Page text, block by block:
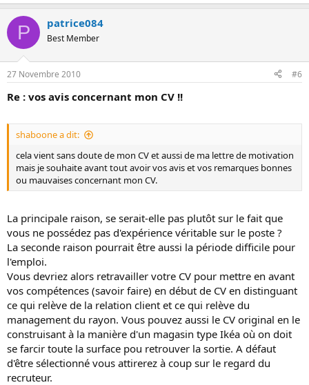
P patrice084
Best Member
27 Novembre 2010 #6
Re : vos avis concernant mon CV !!
shaboone a dit:
cela vient sans doute de mon CV et aussi de ma lettre de motivation
mais je souhaite avant tout avoir vos avis et vos remarques bonnes
ou mauvaises concernant mon CV.
La principale raison, se serait-elle pas plutôt sur le fait que
vous ne possédez pas d'expérience véritable sur le poste ?
La seconde raison pourrait être aussi la période difficile pour
l'emploi.
Vous devriez alors retravailler votre CV pour mettre en avant
vos compétences (savoir faire) en début de CV en distinguant
ce qui relève de la relation client et ce qui relève du
management du rayon. Vous pouvez aussi le CV original en le
construisant à la manière d'un magasin type Ikéa où on doit
se farcir toute la surface pou retrouver la sortie. A défaut
d'être sélectionné vous attirerez à coup sur le regard du
recruteur.